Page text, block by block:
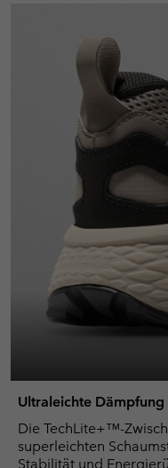
Ultraleichte Dämpfung
Die TechLite+™-
superleichten
Stabilität und